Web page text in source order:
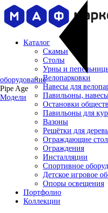
Каталог
Скамьи
Столы
Урны и
Велопарковки
Навесы для
Павильоны,
Остановки
Павильоны для
Вазоны
Решётки для
Ограждающие
Ограждения
Инсталляции
Cпортивное
Детское игровое
Опоры освещения
Портфолио
Коллекции
оборудование
Pipe Age
Модели